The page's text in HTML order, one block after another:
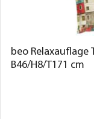
beo Relaxauflage
B46/H8/T171 cm